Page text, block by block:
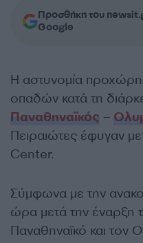
Προσθήκη του
Google
Η αστυνομία
οπαδών κατά τη
Παναθηναϊκός –
Πειραιώτες έφυγαν
Center.
Σύμφωνα με την
ώρα μετά την έναρξη
Παναθηναϊκό και τον